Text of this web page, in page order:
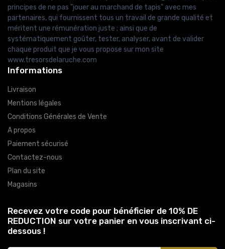
principes de ne pas "jouer au marchand de tapis" avec mes
partenaires, qui fournissent tous un travail de grande qualité et
méritent une rémunération juste ; ainsi que de
systématiquement goûter, tester, analyser, avant de valider
chaque produit que je vous propose sur mon site
www.tresorsdelaruche.com
Informations
Livraison
Mentions légales
Conditions Générales de Vente
A propos
Paiement sécurisé
Contactez-nous
Plan du site
Magasins
Recevez votre code pour bénéficier de 10% DE
REDUCTION sur votre panier en vous inscrivant ci-
dessous !